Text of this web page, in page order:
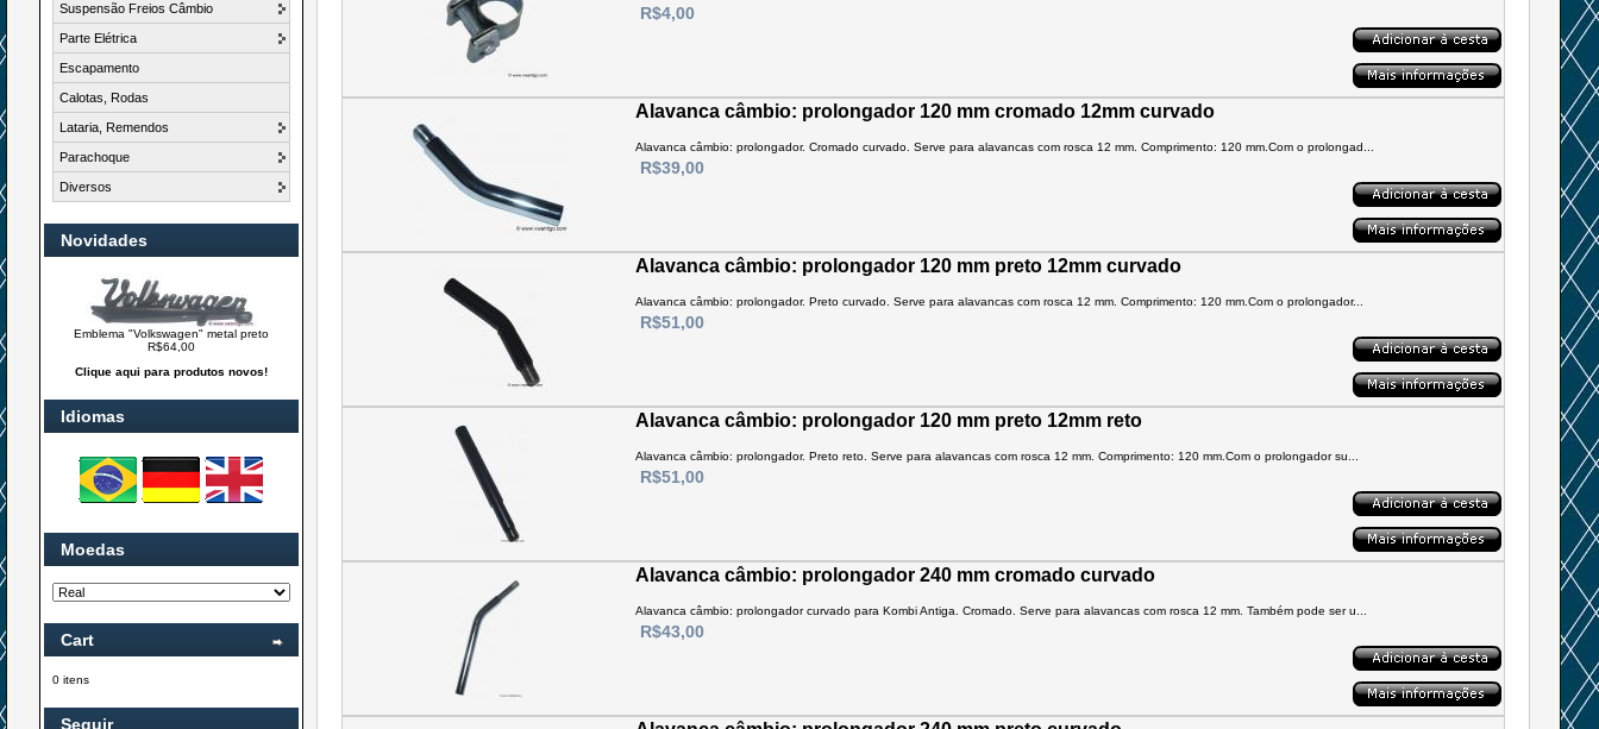
Suspensão Freios Câmbio
Parte Elétrica
Escapamento
Calotas, Rodas
Lataria, Remendos
Parachoque
Diversos
Novidades
Emblema "Volkswagen" metal preto
R$64,00
Clique aqui para produtos novos!
Idiomas
Moedas
Cart
0 itens
Seguir
R$4,00
Alavanca câmbio: prolongador 120 mm cromado 12mm curvado
Alavanca câmbio: prolongador. Cromado curvado. Serve para alavancas com rosca 12 mm. Comprimento: 120 mm.Com o prolongad...
R$39,00
Alavanca câmbio: prolongador 120 mm preto 12mm curvado
Alavanca câmbio: prolongador. Preto curvado. Serve para alavancas com rosca 12 mm. Comprimento: 120 mm.Com o prolongador...
R$51,00
Alavanca câmbio: prolongador 120 mm preto 12mm reto
Alavanca câmbio: prolongador. Preto reto. Serve para alavancas com rosca 12 mm. Comprimento: 120 mm.Com o prolongador su...
R$51,00
Alavanca câmbio: prolongador 240 mm cromado curvado
Alavanca câmbio: prolongador curvado para Kombi Antiga. Cromado. Serve para alavancas com rosca 12 mm. Também pode ser u...
R$43,00